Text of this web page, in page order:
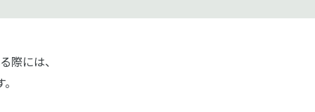
際には、